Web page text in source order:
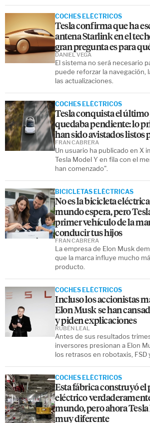
COCHES ELÉCTRICOS
Tesla confirma que ha
antena Starlink en el
gran pregunta es para
El sistema no será necesario
puede reforzar la navegación,
las actualizaciones.
DANIEL VEGA
COCHES ELÉCTRICOS
Tesla conquista el
quedaba pendiente: lo
han sido avistados listos
Un usuario ha publicado en X
Tesla Model Y en fila con el
han comenzado".
FRAN CABRERA
BICICLETAS ELÉCTRICAS
No es la bicicleta
mundo espera, pero
primer vehículo de la
conducir tus hijos
La empresa de Elon Musk
que la marca influye mucho
producto.
FRAN CABRERA
COCHES ELÉCTRICOS
Incluso los accionistas
Elon Musk se han
y piden explicaciones
Antes de sus resultados
inversores presionan a Elon
los retrasos en robotaxis, FSD
RUBÉN LEAL
COCHES ELÉCTRICOS
Esta fábrica construyó
eléctrico
mundo, pero ahora Tesla
muy diferente